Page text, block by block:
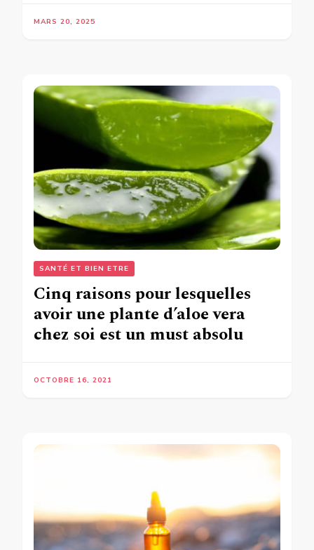
MARS 20, 2025
SANTÉ ET BIEN ETRE
Cinq raisons pour lesquelles
avoir une plante d’aloe vera
chez soi est un must absolu
OCTOBRE 16, 2021